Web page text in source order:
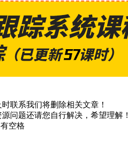
联系我们将删除相关文章！
问题还请您自行解决，希望理解！
空格